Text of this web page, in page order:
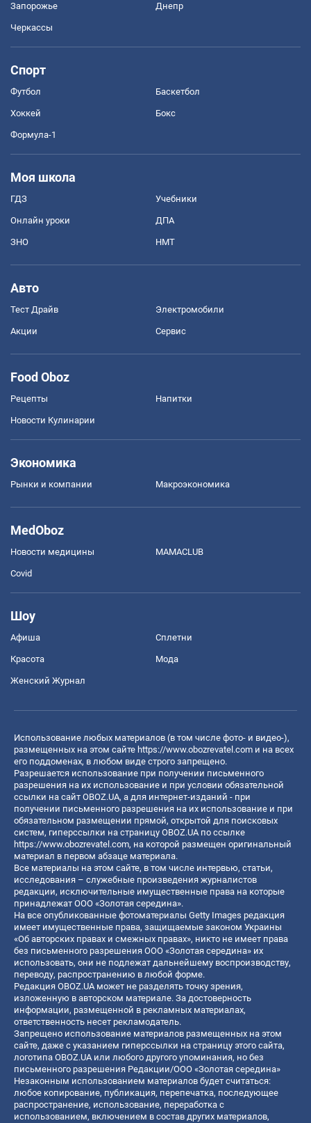
Запорожье Днепр
Черкассы
Спорт
Футбол Баскетбол
Хоккей Бокс
Формула-1
Моя школа
ГДЗ Учебники
Онлайн уроки ДПА
ЗНО НМТ
Авто
Тест Драйв Электромобили
Акции Сервис
Food Oboz
Рецепты Напитки
Новости Кулинарии
Экономика
Рынки и компании Mакроэкономика
MedOboz
Новости медицины MAMACLUB
Covid
Шоу
Афиша Сплетни
Красота Мода
Женский Журнал
Использование любых материалов (в том числе фото- и видео-),
размещенных на этом сайте https://www.obozrevatel.com и на всех
его поддоменах, в любом виде строго запрещено.
Разрешается использование при получении письменного
разрешения на их использование и при условии обязательной
ссылки на сайт OBOZ.UA, а для интернет-изданий - при
получении письменного разрешения на их использование и при
обязательном размещении прямой, открытой для поисковых
систем, гиперссылки на страницу OBOZ.UA по ссылке
https://www.obozrevatel.com, на которой размещен оригинальный
материал в первом абзаце материала.
Все материалы на этом сайте, в том числе интервью, статьи,
исследования – служебные произведения журналистов
редакции, исключительные имущественные права на которые
принадлежат ООО «Золотая середина».
На все опубликованные фотоматериалы Getty Images редакция
имеет имущественные права, защищаемые законом Украины
«Об авторских правах и смежных правах», никто не имеет права
без письменного разрешения ООО «Золотая середина» их
использовать, они не подлежат дальнейшему воспроизводству,
переводу, распространению в любой форме.
Редакция OBOZ.UA может не разделять точку зрения,
изложенную в авторском материале. За достоверность
информации, размещенной в рекламных материалах,
ответственность несет рекламодатель.
Запрещено использование материалов размещенных на этом
сайте, даже с указанием гиперссылки на страницу этого сайта,
логотипа OBOZ.UA или любого другого упоминания, но без
письменного разрешения Редакции/ООО «Золотая середина»
Незаконным использованием материалов будет считаться:
любое копирование, публикация, перепечатка, последующее
распространение, использование, переработка с
использованием, включением в состав других материалов,